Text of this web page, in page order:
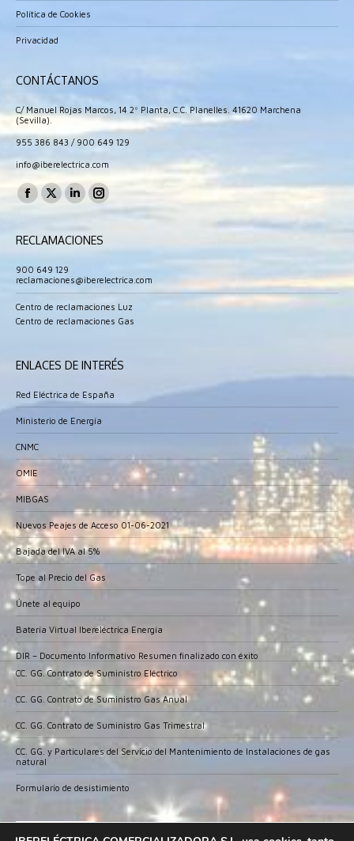
Política de Cookies
Privacidad
CONTÁCTANOS
C/ Manuel Rojas Marcos, 14 2º Planta, C.C. Planelles. 41620 Marchena
(Sevilla).
955 386 843 / 900 649 129
info@iberelectrica.com
Encuéntranos en:
Facebook
opens
in
new
window
X
opens
in
new
window
Linkedin
opens
new
window
Instagram
opens
new
window
RECLAMACIONES
900 649 129
reclamaciones@iberelectrica.com
Centro de reclamaciones Luz
Centro de reclamaciones Gas
ENLACES DE INTERÉS
Red Eléctrica de España
Ministerio de Energía
CNMC
OMIE
MIBGAS
Nuevos Peajes de Acceso 01-06-2021
Bajada del IVA al 5%
Tope al Precio del Gas
Únete al equipo
Batería Virtual Ibereléctrica Energía
DIR – Documento Informativo Resumen finalizado con éxito
CC. GG. Contrato de Suministro Eléctrico
CC. GG. Contrato de Suministro Gas Anual
CC. GG. Contrato de Suministro Gas Trimestral
CC. GG. y Particulares del Servicio del Mantenimiento de Instalaciones de gas
natural
Formulario de desistimiento